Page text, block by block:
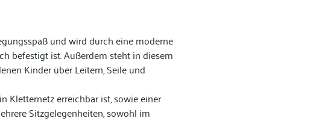
und wird durch eine moderne
befestigt ist. Außerdem steht in diesem
Kinder über Leitern, Seile und
Kletternetz erreichbar ist, sowie einer
Sitzgelegenheiten, sowohl im